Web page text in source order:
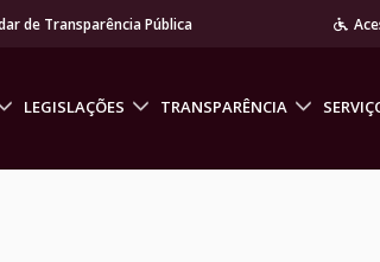
de Transparência Pública
LEGISLAÇÕES TRANSPARÊNCIA